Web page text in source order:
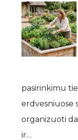
pasirinkimu
erdvesniuose
organizuoti
ir…